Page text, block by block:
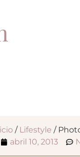
/ Lifestyle /
abril 10, 2013